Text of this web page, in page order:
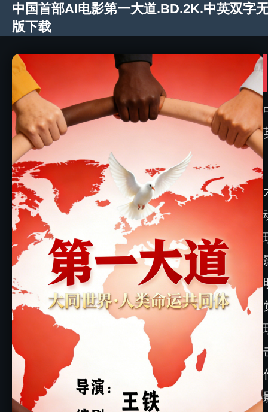
中国首部AI电影第一大道.BD.2K.中英双字
版下载